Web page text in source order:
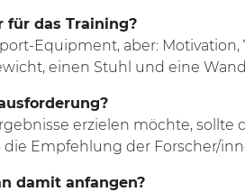
für das Training?
Equipment, aber: Motivation,
einen Stuhl und eine
erzielen möchte, sollte
die Empfehlung der Forscher/
damit anfangen?